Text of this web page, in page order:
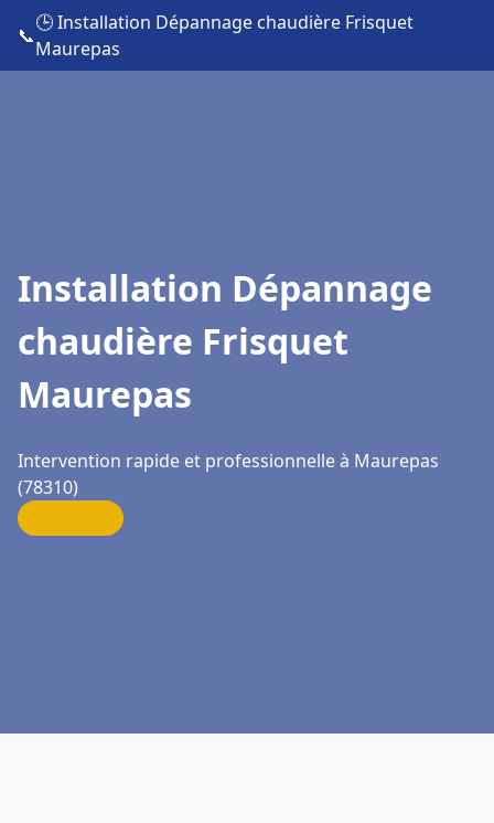
📞
🕒 Installation Dépannage chaudière Frisquet
Maurepas
Installation Dépannage
chaudière Frisquet
Maurepas
Intervention rapide et professionnelle à Maurepas
(78310)